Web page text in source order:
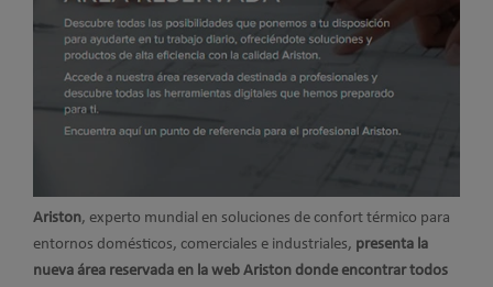
Ariston, experto mundial en soluciones de confort térmico para
entornos domésticos, comerciales e industriales, presenta la
nueva área reservada en la web Ariston donde encontrar todos